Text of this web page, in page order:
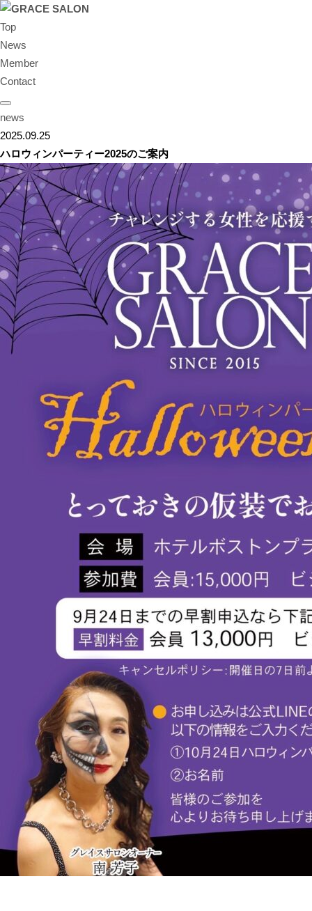
Top
News
Member
Contact
news
2025.09.25
ハロウィンパーティー2025のご案内